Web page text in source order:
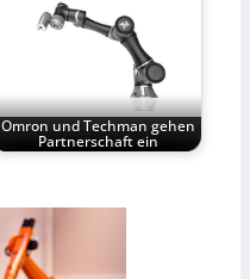
Omron und Techman gehen
Partnerschaft ein